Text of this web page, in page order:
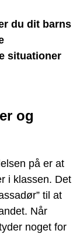
du dit barns
situationer
og
på er at
i klassen. Det
til at
Når
noget for